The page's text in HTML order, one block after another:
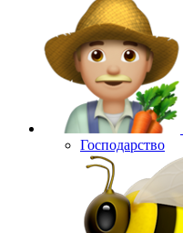
Господарство